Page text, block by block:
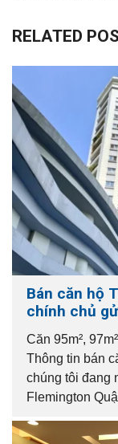
RELATED
Bán căn hộ
chính chủ
Căn 95m²,
Thông tin bán
chúng tôi đang
Flemington